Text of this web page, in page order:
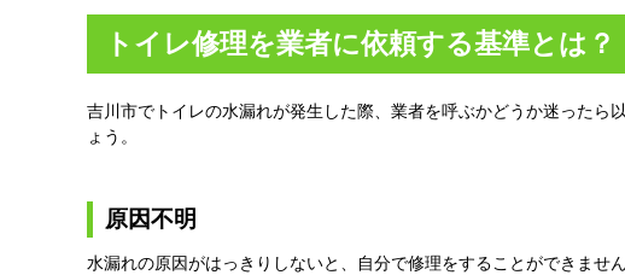
トイレ修理を業者に依頼する基準とは？
吉川市でトイレの水漏れが発生した際、業者を呼ぶかどうか迷ったら
ょう。
原因不明
水漏れの原因がはっきりしないと、自分で修理をすることができません